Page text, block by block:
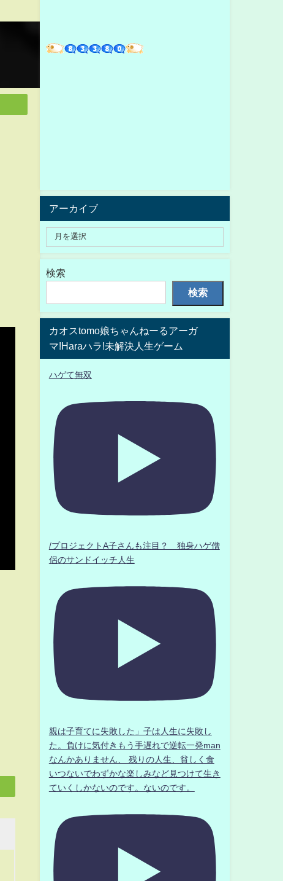
アーカイブ
検索
検索
カオスtomo娘ちゃんねーるアーガ
マ!Haraハラ!未解決人生ゲーム
ハゲて無双
/プロジェクトA子さんも注目？ 独身ハゲ僧
侶のサンドイッチ人生
親は子育てに失敗した」子は人生に失敗し
た。負けに気付きもう手遅れで逆転一発man
なんかありません、 残りの人生、貧しく食
いつないでわずかな楽しみなど見つけて生き
ていくしかないのです。ないのです。